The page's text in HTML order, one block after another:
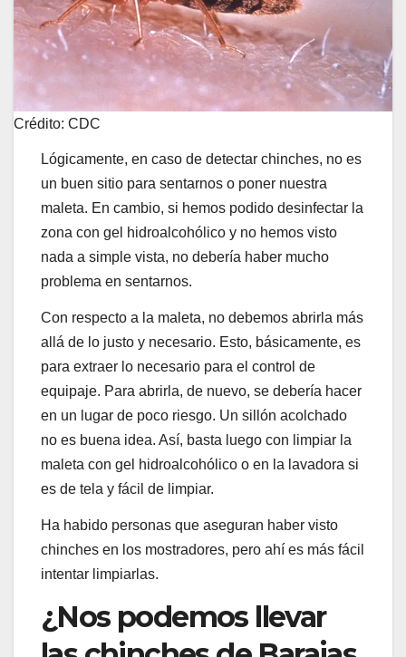
Crédito: CDC
Lógicamente, en caso de detectar chinches, no es
un buen sitio para sentarnos o poner nuestra
maleta. En cambio, si hemos podido desinfectar la
zona con gel hidroalcohólico y no hemos visto
nada a simple vista, no debería haber mucho
problema en sentarnos.
Con respecto a la maleta, no debemos abrirla más
allá de lo justo y necesario. Esto, básicamente, es
para extraer lo necesario para el control de
equipaje. Para abrirla, de nuevo, se debería hacer
en un lugar de poco riesgo. Un sillón acolchado
no es buena idea. Así, basta luego con limpiar la
maleta con gel hidroalcohólico o en la lavadora si
es de tela y fácil de limpiar.
Ha habido personas que aseguran haber visto
chinches en los mostradores, pero ahí es más fácil
intentar limpiarlas.
¿Nos podemos llevar